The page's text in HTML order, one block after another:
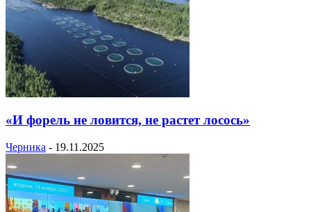
«И форель не ловится, не растет лосось»
Черника - 19.11.2025